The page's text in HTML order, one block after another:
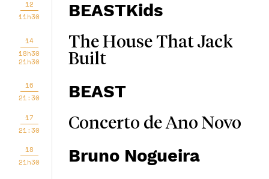
12
11h30
BEASTKids
14
18h30
21h30
The House That Jack
Built
16
21:30
BEAST
17
21:30
Concerto de Ano Novo
18
21h30
Bruno Nogueira